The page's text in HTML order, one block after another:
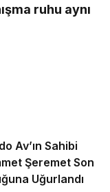
ruhu aynı
Av’ın Sahibi
Şeremet Son
Uğurlandı